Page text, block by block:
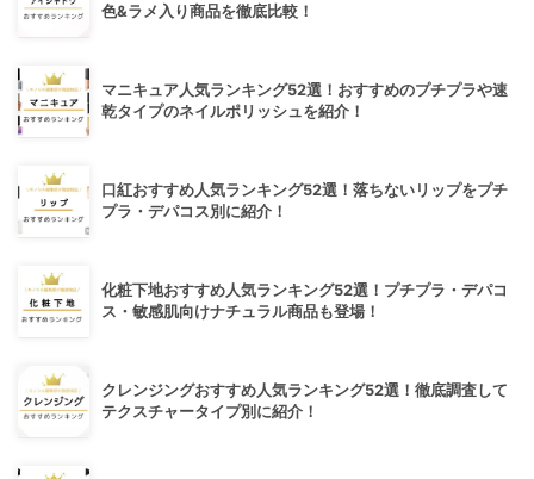
色&ラメ入り商品を徹底比較！
マニキュア人気ランキング52選！おすすめのプチプラや速
乾タイプのネイルポリッシュを紹介！
口紅おすすめ人気ランキング52選！落ちないリップをプチ
プラ・デパコス別に紹介！
化粧下地おすすめ人気ランキング52選！プチプラ・デパコ
ス・敏感肌向けナチュラル商品も登場！
クレンジングおすすめ人気ランキング52選！徹底調査して
テクスチャータイプ別に紹介！